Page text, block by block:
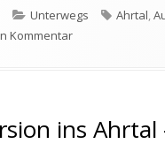
Kategorien
Unterwegs Ahrtal,
Kommentarzu Eine
ins Ahrtal